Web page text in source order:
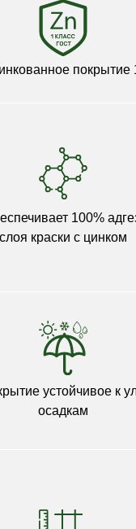
покрытие
100%
слоя краски с цинком
устойчивое к
осадкам